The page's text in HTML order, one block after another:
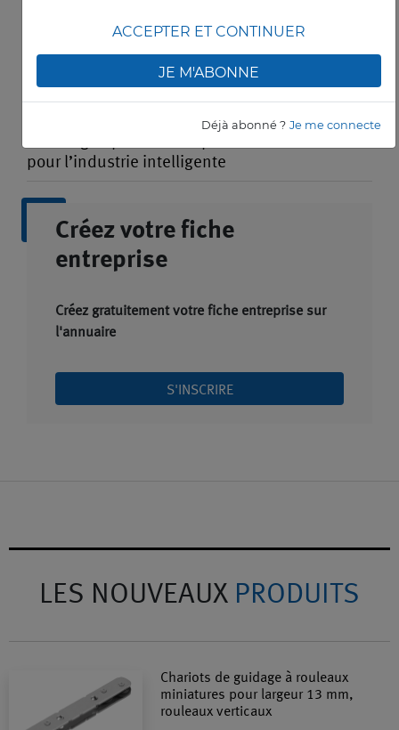
ACCEPTER ET CONTINUER
JE M'ABONNE
Déjà abonné ? Je me connecte
pour l’industrie intelligente
Créez votre fiche
entreprise
Créez gratuitement votre fiche entreprise sur
l'annuaire
S'INSCRIRE
LES NOUVEAUX PRODUITS
Chariots de guidage à rouleaux
miniatures pour largeur 13 mm,
rouleaux verticaux